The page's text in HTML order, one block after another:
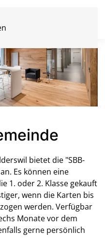
bietet die "SBB-
Es können eine
1. oder 2. Klasse gekauft
wenn die Karten bis
werden. Verfügbar
Monate vor dem
gerne persönlich